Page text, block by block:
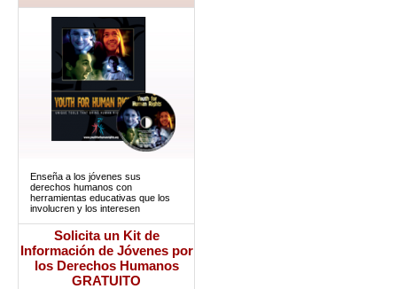
Enseña a los jóvenes sus
derechos humanos con
herramientas educativas que los
involucren y los interesen
Solicita un Kit de
Información de Jóvenes por
los Derechos Humanos
GRATUITO